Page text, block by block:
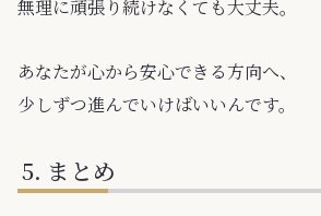
無理に頑張り続けなくても大丈夫。
あなたが心から安心できる方向へ、
少しずつ進んでいけばいいんです。
まとめ